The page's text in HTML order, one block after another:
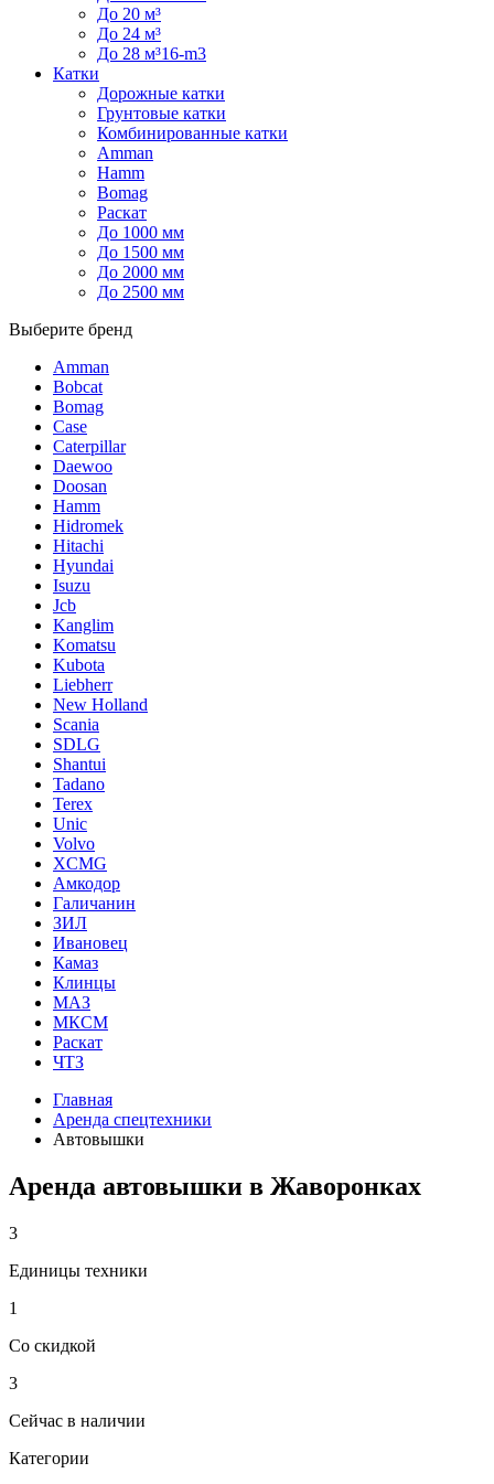
До 20 м³
До 24 м³
До 28 м³16-m3
Катки
Дорожные катки
Грунтовые катки
Комбинированные катки
Amman
Hamm
Bomag
Раскат
До 1000 мм
До 1500 мм
До 2000 мм
До 2500 мм
Выберите бренд
Amman
Bobcat
Bomag
Case
Caterpillar
Daewoo
Doosan
Hamm
Hidromek
Hitachi
Hyundai
Isuzu
Jcb
Kanglim
Komatsu
Kubota
Liebherr
New Holland
Scania
SDLG
Shantui
Tadano
Terex
Unic
Volvo
XCMG
Амкодор
Галичанин
ЗИЛ
Ивановец
Камаз
Клинцы
МАЗ
МКСМ
Раскат
ЧТЗ
Главная
Аренда спецтехники
Автовышки
Аренда автовышки в Жаворонках
3
Единицы техники
1
Со скидкой
3
Сейчас в наличии
Категории